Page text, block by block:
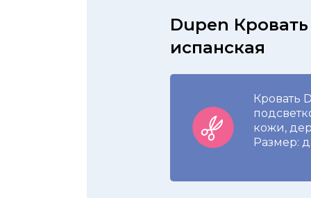
Dupen
испанская
Кровать
кожи,
Размер: